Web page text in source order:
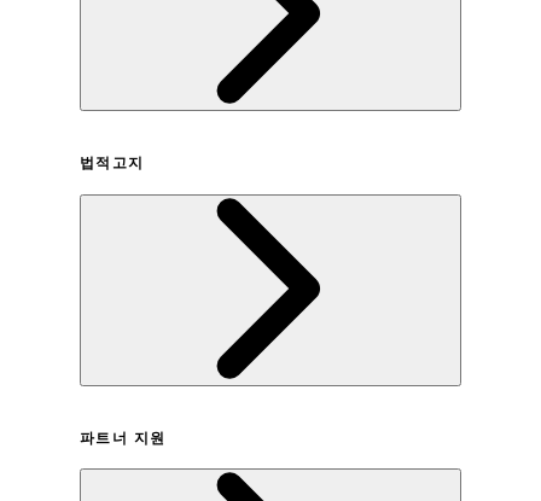
법적고지
개인정보취급방침
파트너 지원